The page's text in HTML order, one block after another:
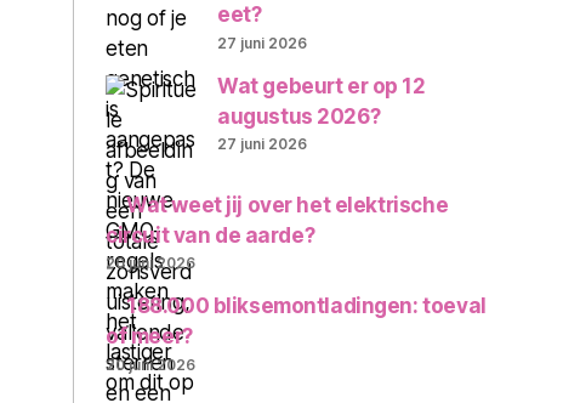
eet?
27 juni 2026
Wat gebeurt er op 12
augustus 2026?
27 juni 2026
Wat weet jij over het elektrische
circuit van de aarde?
20 juni 2026
188.000 bliksemontladingen: toeval
of meer?
20 juni 2026